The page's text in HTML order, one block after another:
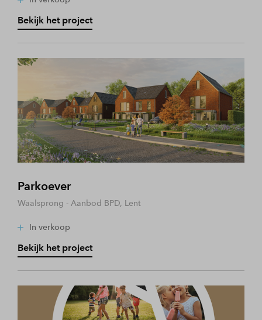
Bekijk het project
Parkoever
Waalsprong - Aanbod BPD, Lent
In verkoop
Bekijk het project